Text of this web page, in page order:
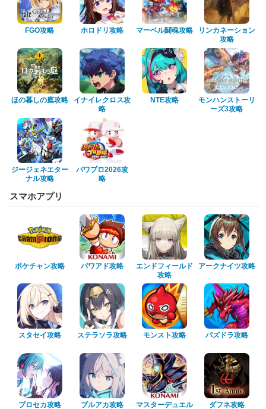
FGO攻略 ホロドリ攻略 マーベル闘魂攻略
リンカネーション
攻略
ほの暮しの庭攻略
イナイレクロス攻
略
NTE攻略
モンハンストーリ
ーズ3攻略
ジージェネエター
ナル攻略
パワプロ2026攻
略
スマホアプリ
ポケチャン攻略 パワアド攻略
エンドフィールド
攻略
アークナイツ攻略
スタセイ攻略 ステラソラ攻略 モンスト攻略 パズドラ攻略
プロセカ攻略 ブルアカ攻略 マスターデュエル ダフネ攻略